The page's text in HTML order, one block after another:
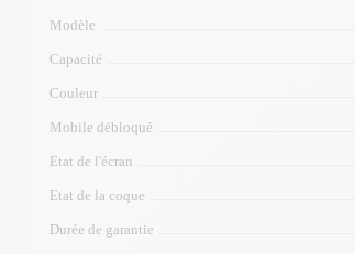
Modèle
Capacité
Couleur
Mobile débloqué
Etat de l'écran
Etat de la coque
Durée de garantie